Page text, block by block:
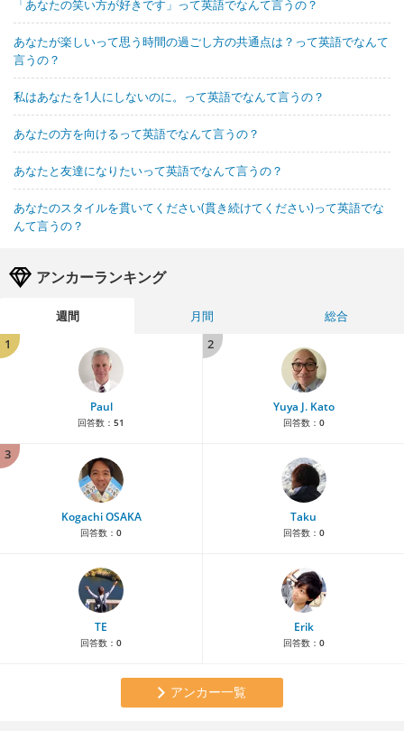
「あなたの笑い方が好きです」って英語でなんて言うの？
あなたが楽しいって思う時間の過ごし方の共通点は？って英語でなんて
言うの？
私はあなたを1人にしないのに。って英語でなんて言うの？
あなたの方を向けるって英語でなんて言うの？
あなたと友達になりたいって英語でなんて言うの？
あなたのスタイルを貫いてください(貫き続けてください)って英語でな
んて言うの？
アンカーランキング
週間 月間
総合
1
Paul
回答数： 51
2
Yuya J. Kato
回答数： 0
3
Kogachi OSAKA
回答数： 0
Taku
回答数： 0
TE
回答数： 0
Erik
回答数： 0
アンカー一覧